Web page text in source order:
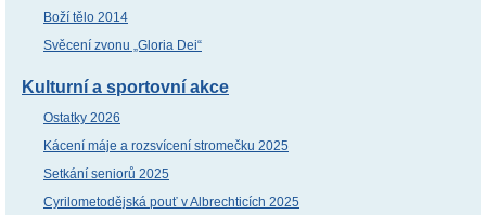
Boží tělo 2014
Svěcení zvonu „Gloria Dei“
Kulturní a sportovní akce
Ostatky 2026
Kácení máje a rozsvícení stromečku 2025
Setkání seniorů 2025
Cyrilometodějská pouť v Albrechticích 2025